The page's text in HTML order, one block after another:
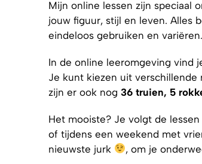
Mijn online lessen zijn speciaal
jouw figuur, stijl en leven. Alles
eindeloos gebruiken en variëren.
In de online leeromgeving vind
Je kunt kiezen uit verschillende
zijn er ook nog 36 truien, 5
Het mooiste? Je volgt de lessen
of tijdens een weekend met
nieuwste jurk
, om je